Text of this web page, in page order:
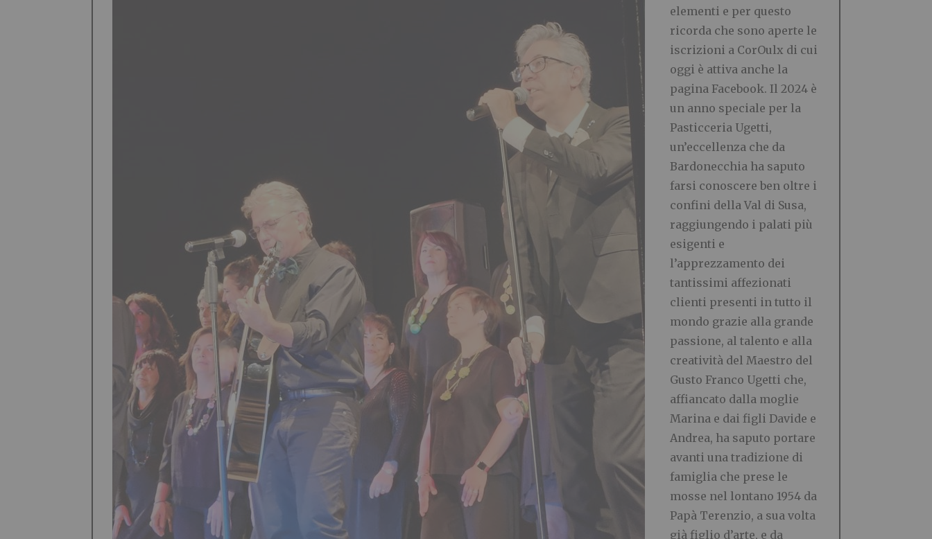
elementi e per questo
ricorda che sono aperte le
iscrizioni a CorOulx di cui
oggi è attiva anche la
pagina Facebook. Il 2024 è
un anno speciale per la
Pasticceria Ugetti,
un’eccellenza che da
Bardonecchia ha saputo
farsi conoscere ben oltre i
confini della Val di Susa,
raggiungendo i palati più
esigenti e
l’apprezzamento dei
tantissimi affezionati
clienti presenti in tutto il
mondo grazie alla grande
passione, al talento e alla
creatività del Maestro del
Gusto Franco Ugetti che,
affiancato dalla moglie
Marina e dai figli Davide e
Andrea, ha saputo portare
avanti una tradizione di
famiglia che prese le
mosse nel lontano 1954 da
Papà Terenzio, a sua volta
già figlio d’arte, e da